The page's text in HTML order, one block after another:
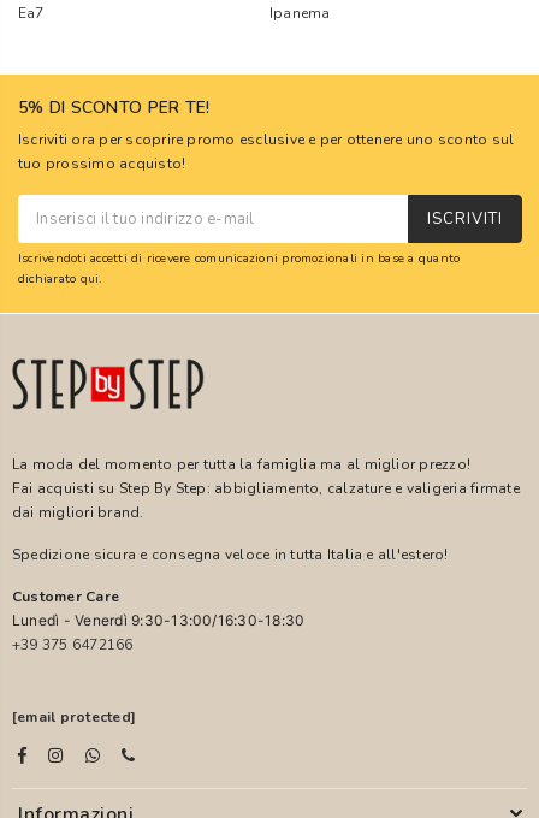
Ea7
Ipanema
5% DI SCONTO PER TE!
Iscriviti ora per scoprire promo esclusive e per ottenere uno sconto sul
tuo prossimo acquisto!
ISCRIVITI
Iscrivendoti accetti di ricevere comunicazioni promozionali in base a quanto
dichiarato qui.
La moda del momento per tutta la famiglia ma al miglior prezzo!
Fai acquisti su Step By Step: abbigliamento, calzature e valigeria firmate
dai migliori brand.
Spedizione sicura e consegna veloce in tutta Italia e all'estero!
Customer Care
Lunedì - Venerdì 9:30-13:00/16:30-18:30
+39 375 6472166
[email protected]